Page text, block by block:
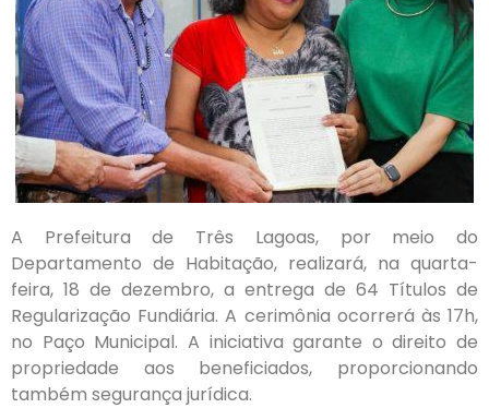
A Prefeitura de Três Lagoas, por meio do
Departamento de Habitação, realizará, na quarta-
feira, 18 de dezembro, a entrega de 64 Títulos de
Regularização Fundiária. A cerimônia ocorrerá às 17h,
no Paço Municipal. A iniciativa garante o direito de
propriedade aos beneficiados, proporcionando
também segurança jurídica.